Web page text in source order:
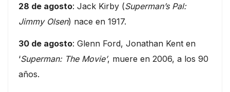
28 de agosto: Jack Kirby (Superman’s Pal:
Jimmy Olsen) nace en 1917.
30 de agosto: Glenn Ford, Jonathan Kent en
‘Superman: The Movie’, muere en 2006, a los 90
años.